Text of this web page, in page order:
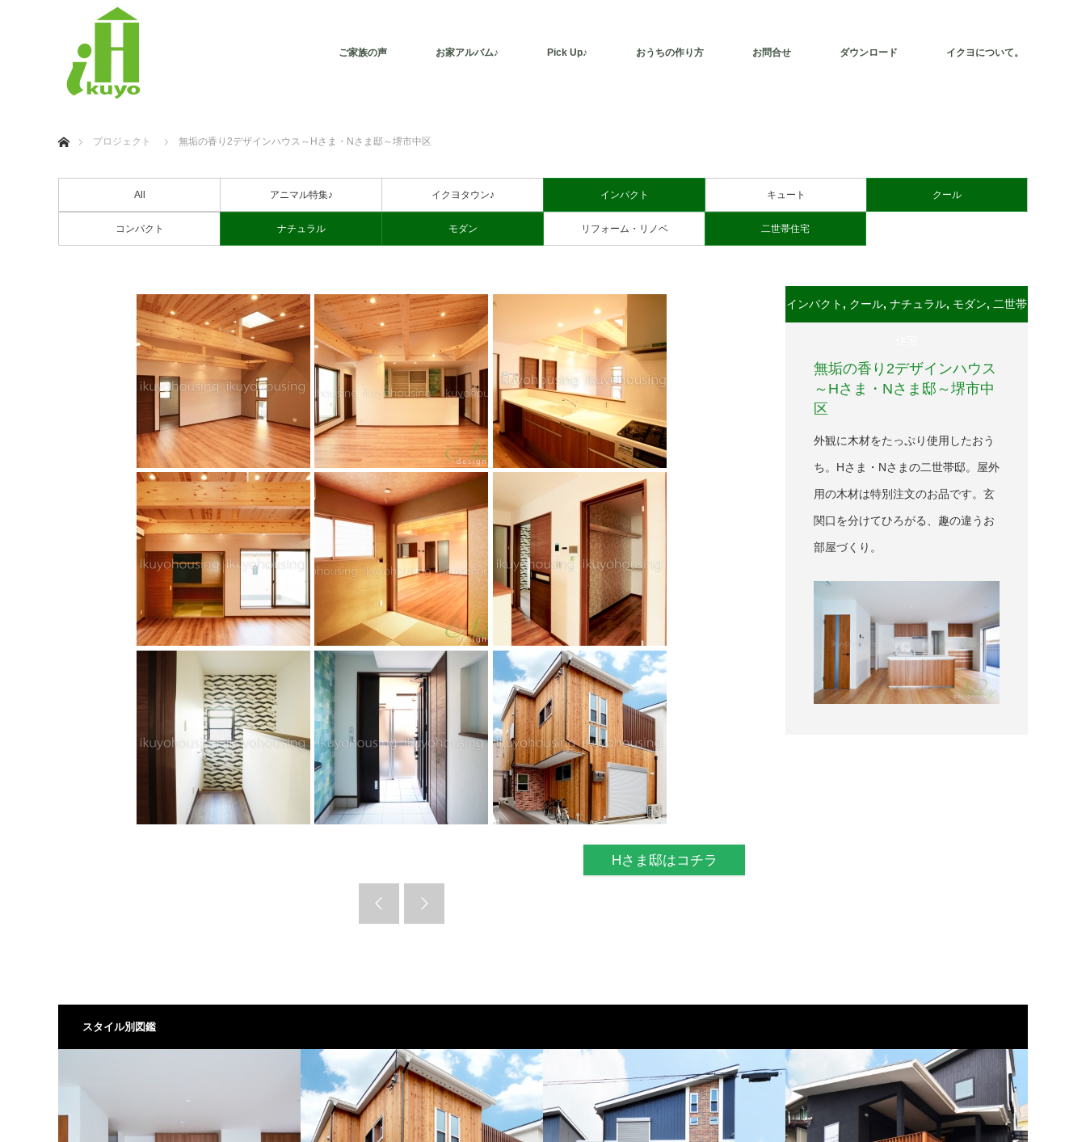
ご家族の声 お家アルバム♪ Pick Up♪ おうちの作り方 お問合せ ダウンロード イクヨについて。
プロジェクト
無垢の香り2デザインハウス～Hさま・Nさま邸～堺市中区
All アニマル特集♪ イクヨタウン♪ インパクト キュート クール
コンパクト ナチュラル モダン リフォーム・リノベ 二世帯住宅
インパクト , クール, ナチュラル, モダン, 二世帯
無垢の香り2デザインハウス
～Hさま・Nさま邸～堺市中
区
外観に木材をたっぷり使用したおう
ち。Hさま・Nさまの二世帯邸。屋外
用の木材は特別注文のお品です。玄
関口を分けてひろがる、趣の違うお
部屋づくり。
Hさま邸はコチラ
スタイル別図鑑